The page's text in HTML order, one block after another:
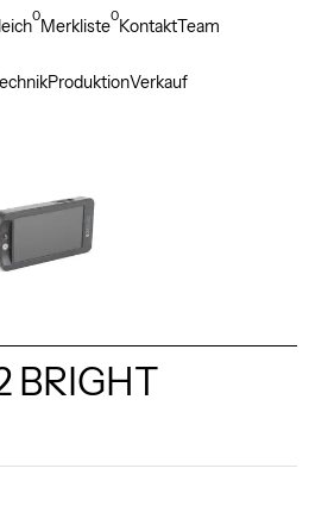
ProduktionVerkauf
0Merkliste0KontaktTeam
BRIGHT